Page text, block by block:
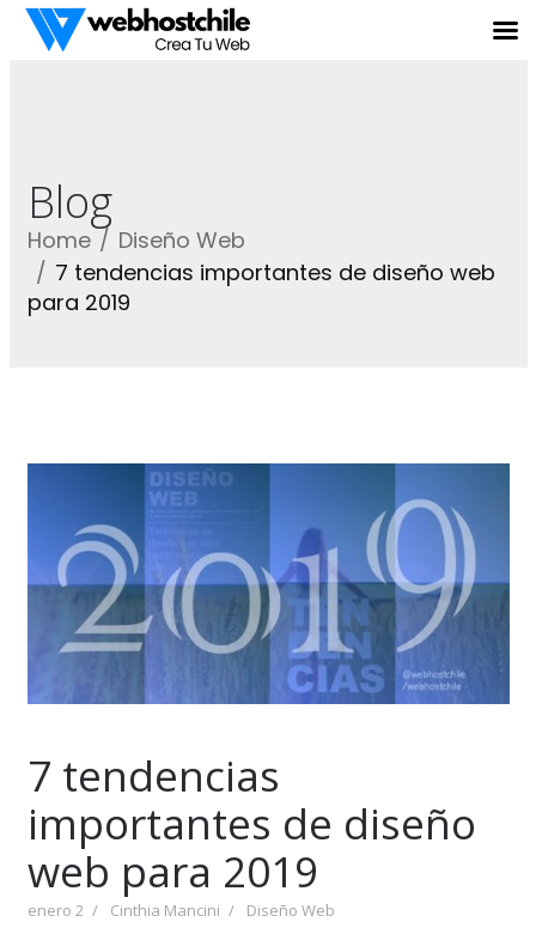
Blog
Home
Diseño Web
7 tendencias importantes de diseño web
para 2019
7 tendencias
importantes de diseño
web para 2019
enero 2 Cinthia Mancini Diseño Web